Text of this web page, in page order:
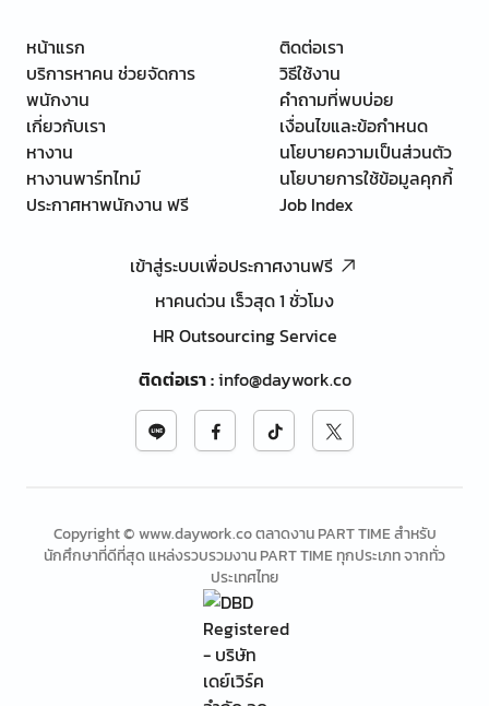
หน้าแรก
บริการหาคน ช่วยจัดการ
พนักงาน
เกี่ยวกับเรา
หางาน
หางานพาร์ทไทม์
ประกาศหาพนักงาน ฟรี
ติดต่อเรา
วิธีใช้งาน
คำถามที่พบบ่อย
เงื่อนไขและข้อกำหนด
นโยบายความเป็นส่วนตัว
นโยบายการใช้ข้อมูลคุกกี้
Job Index
เข้าสู่ระบบเพื่อประกาศงานฟรี
หาคนด่วน เร็วสุด 1 ชั่วโมง
HR Outsourcing Service
ติดต่อเรา:info@daywork.co
Copyright © www.daywork.co ตลาดงาน PART TIME สำหรับ
นักศึกษาที่ดีที่สุด แหล่งรวบรวมงาน PART TIME ทุกประเภท จากทั่ว
ประเทศไทย